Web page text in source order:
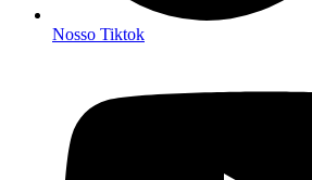
Nosso Tiktok